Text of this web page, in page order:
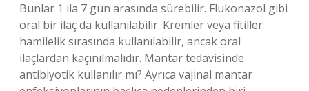
Bunlar 1 ila 7 gün arasında sürebilir. Flukonazol gibi
oral bir ilaç da kullanılabilir. Kremler veya fitiller
hamilelik sırasında kullanılabilir, ancak oral
ilaçlardan kaçınılmalıdır. Mantar tedavisinde
antibiyotik kullanılır mı? Ayrıca vajinal mantar